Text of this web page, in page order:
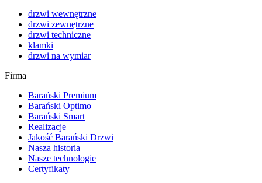
drzwi wewnętrzne
drzwi zewnętrzne
drzwi techniczne
klamki
drzwi na wymiar
Firma
Barański Premium
Barański Optimo
Barański Smart
Realizacje
Jakość Barański Drzwi
Nasza historia
Nasze technologie
Certyfikaty